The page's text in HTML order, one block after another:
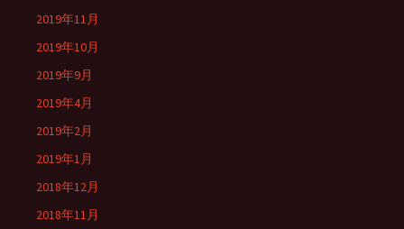
2019年11月
2019年10月
2019年9月
2019年4月
2019年2月
2019年1月
2018年12月
2018年11月